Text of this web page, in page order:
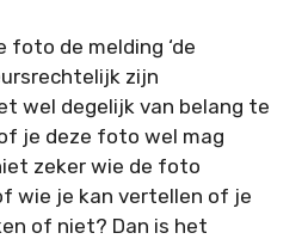
foto de melding ‘de
zijn
wel degelijk van belang te
je deze foto wel mag
zeker wie de foto
wie je kan vertellen of je
of niet? Dan is het